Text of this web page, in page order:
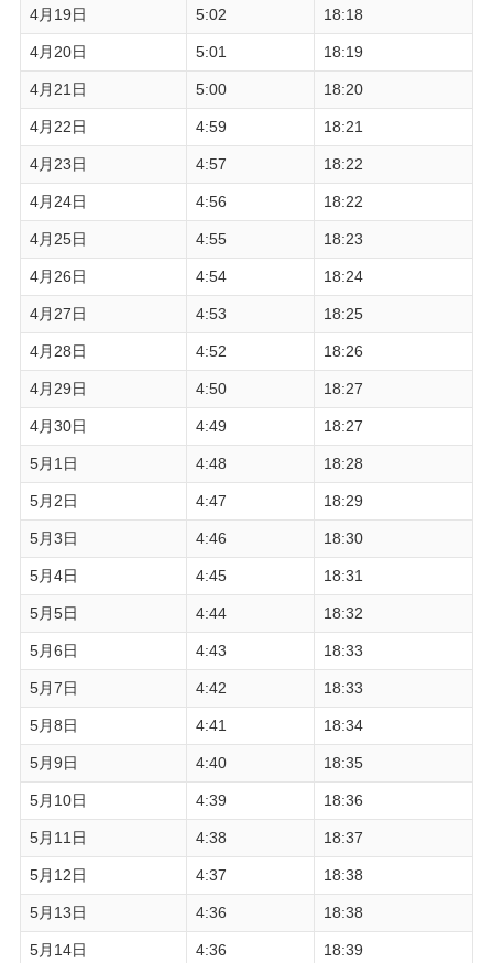
4月19日 5:02 18:18
4月20日 5:01 18:19
4月21日 5:00 18:20
4月22日 4:59 18:21
4月23日 4:57 18:22
4月24日 4:56 18:22
4月25日 4:55 18:23
4月26日 4:54 18:24
4月27日 4:53 18:25
4月28日 4:52 18:26
4月29日 4:50 18:27
4月30日 4:49 18:27
5月1日 4:48 18:28
5月2日 4:47 18:29
5月3日 4:46 18:30
5月4日 4:45 18:31
5月5日 4:44 18:32
5月6日 4:43 18:33
5月7日 4:42 18:33
5月8日 4:41 18:34
5月9日 4:40 18:35
5月10日 4:39 18:36
5月11日 4:38 18:37
5月12日 4:37 18:38
5月13日 4:36 18:38
5月14日 4:36 18:39